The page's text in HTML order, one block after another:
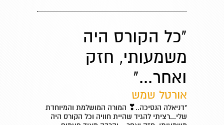
"כל הקורס היה
משמעותי, חזק
ואחר..."
אורטל שמש
"דניאלה הנסיכה..❣ המורה המושלמת והמיוחדת
שלי...רציתי להגיד שהיית חוויה וכל הקורס היה